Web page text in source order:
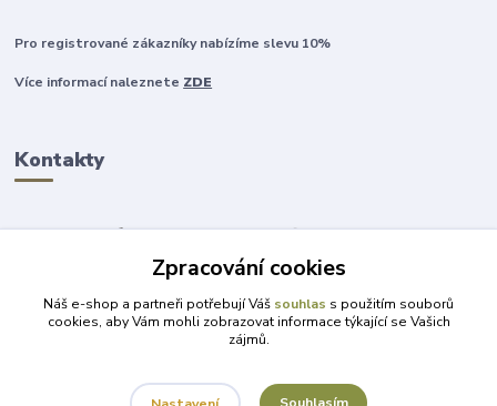
Pro registrované zákazníky nabízíme slevu 10%
Více informací naleznete ZDE
Kontakty
+420 777 315 999
obchod@darky-pro-radost.cz
Zpracování cookies
Náš e-shop a partneři potřebují Váš souhlas s použitím souborů
cookies, aby Vám mohli zobrazovat informace týkající se Vašich
zájmů.